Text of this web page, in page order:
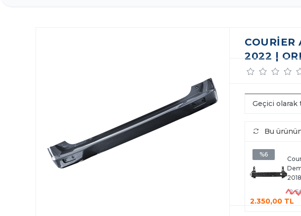
COURIER
2022 |
Geçici
Bu
2.350,00 TL
%6